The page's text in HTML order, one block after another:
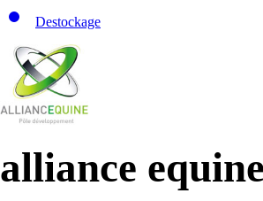
Destockage
alliance equine